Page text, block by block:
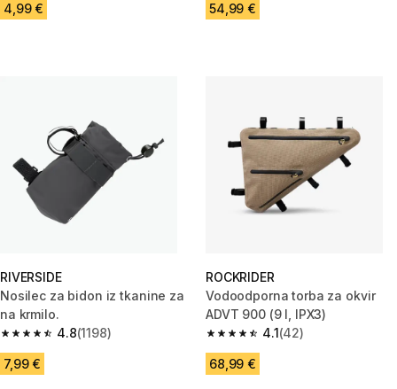
4,99 € 54,99 €
RIVERSIDE
Nosilec za bidon iz tkanine za
na krmilo.
4.8
4.8 od 5 zvezdic from 1198 ocene
(1198)
7,99 €
ROCKRIDER
Vodoodporna torba za okvir
ADVT 900 (9 l, IPX3)
4.1
4.1 od 5 zvezdic from 42 ocene
(42)
68,99 €